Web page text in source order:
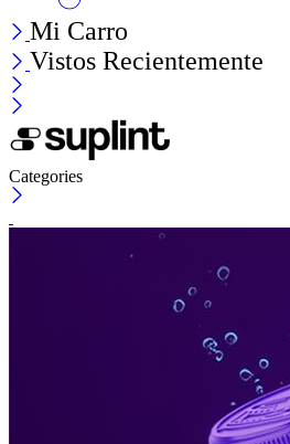
Mi Carro
Vistos Recientemente
Categories